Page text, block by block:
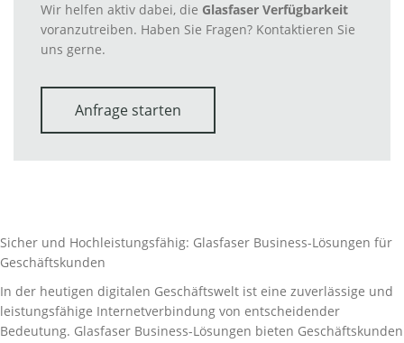
Wir helfen aktiv dabei, die Glasfaser Verfügbarkeit
voranzutreiben. Haben Sie Fragen? Kontaktieren Sie
uns gerne.
Anfrage starten
Sicher und Hochleistungsfähig: Glasfaser Business-Lösungen für
Geschäftskunden
In der heutigen digitalen Geschäftswelt ist eine zuverlässige und
leistungsfähige Internetverbindung von entscheidender
Bedeutung. Glasfaser Business-Lösungen bieten Geschäftskunden